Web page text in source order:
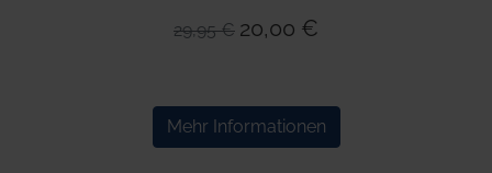
29,95 € 20,00 €
Mehr Informationen